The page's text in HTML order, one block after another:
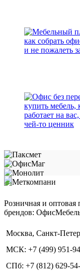
Розничная и
брендов:
Москва, Санкт-
МСК: +7 (499) 951-
СПб: +7 (812) 629-